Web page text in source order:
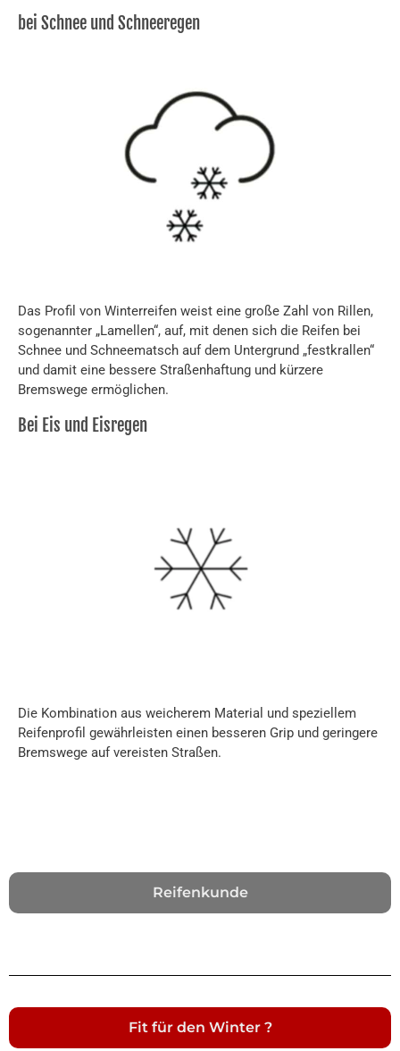
bei Schnee und Schneeregen
Das Profil von Winterreifen weist eine große Zahl von Rillen,
sogenannter „Lamellen“, auf, mit denen sich die Reifen bei
Schnee und Schneematsch auf dem Untergrund „festkrallen“
und damit eine bessere Straßenhaftung und kürzere
Bremswege ermöglichen.
Bei Eis und Eisregen
Die Kombination aus weicherem Material und speziellem
Reifenprofil gewährleisten einen besseren Grip und geringere
Bremswege auf vereisten Straßen.
Reifenkunde
Fit für den Winter ?